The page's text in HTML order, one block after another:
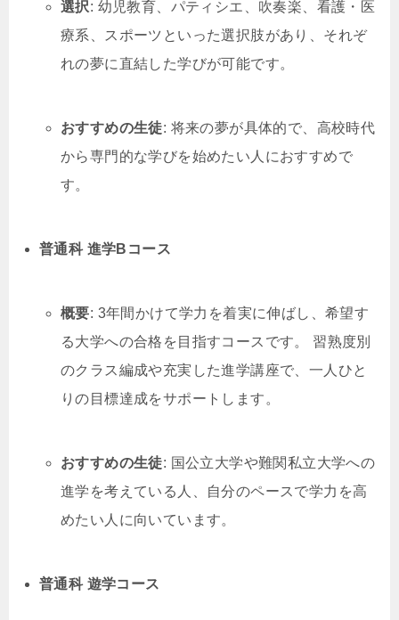
選択: 幼児教育、パティシエ、吹奏楽、看護・医
療系、スポーツといった選択肢があり、それぞ
れの夢に直結した学びが可能です。
おすすめの生徒: 将来の夢が具体的で、高校時代
から専門的な学びを始めたい人におすすめで
す。
普通科 進学Bコース
概要: 3年間かけて学力を着実に伸ばし、希望す
る大学への合格を目指すコースです。 習熟度別
のクラス編成や充実した進学講座で、一人ひと
りの目標達成をサポートします。
おすすめの生徒: 国公立大学や難関私立大学への
進学を考えている人、自分のペースで学力を高
めたい人に向いています。
普通科 遊学コース